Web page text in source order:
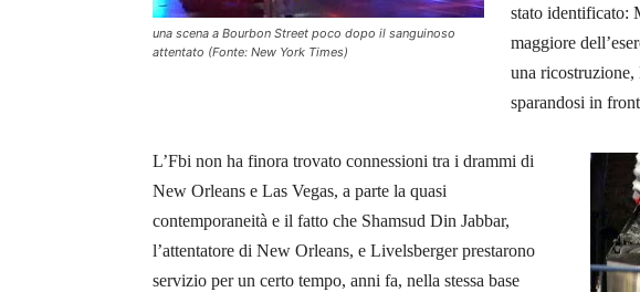
una scena a Bourbon Street poco dopo il sanguinoso
attentato (Fonte: New York Times)
stato identificato:
maggiore
una
sparandosi in
L’Fbi non ha finora trovato connessioni tra i drammi di
New Orleans e Las Vegas, a parte la quasi
contemporaneità e il fatto che Shamsud Din Jabbar,
l’attentatore di New Orleans, e Livelsberger prestarono
servizio per un certo tempo, anni fa, nella stessa base